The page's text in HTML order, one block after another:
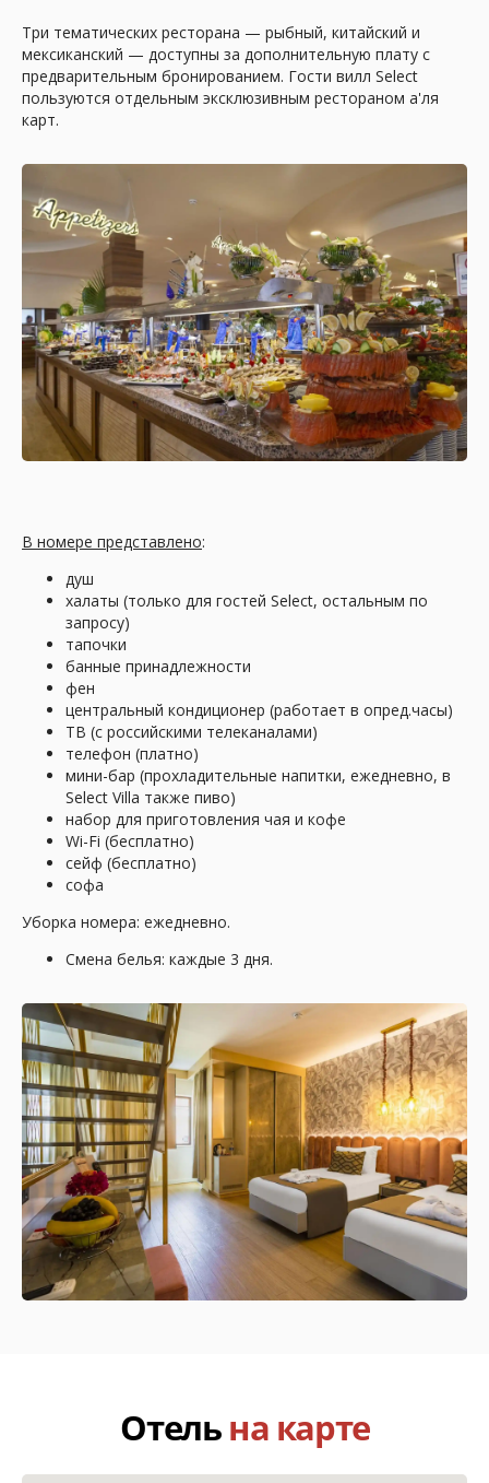
Три тематических ресторана — рыбный, китайский и
мексиканский — доступны за дополнительную плату с
предварительным бронированием. Гости вилл Select
пользуются отдельным эксклюзивным рестораном а'ля
карт.
В номере представлено:
душ
халаты (только для гостей Select, остальным по
запросу)
тапочки
банные принадлежности
фен
центральный кондиционер (работает в опред.часы)
ТВ (с российскими телеканалами)
телефон (платно)
мини-бар (прохладительные напитки, ежедневно, в
Select Villa также пиво)
набор для приготовления чая и кофе
Wi-Fi (бесплатно)
сейф (бесплатно)
софа
Уборка номера: ежедневно.
Смена белья: каждые 3 дня.
Будем рады видеть Вас
у нас в гостях в офисах
Офис "FUN&SUN"
Рязань, ул. Новослободская, д. 9
Офис "Pegas Touristik"
ул. Соборная, д. 15А ТРЦ "Малина", 2 этаж
Офис "ANEX Tour"
ул. Соборная, д. 15А ТРЦ "Малина", 2 этаж
Офис "Coral Travel"
Рязань, ул. Новослободская, д. 9
Офис "Прованс"
Рязань, ул. Новослободская, д. 9